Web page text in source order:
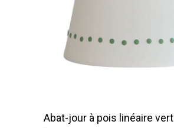
Abat-jour à pois linéaire vert